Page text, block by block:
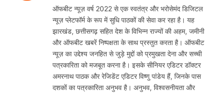
ऑफबीट न्यूज़ वर्ष 2022 से एक स्वतंत्र और भरोसेमंद डिजिटल
न्यूज़ प्लेटफॉर्म के रूप में सुधि पाठकों की सेवा कर रहा है। यह
झारखंड, छत्तीसगढ़ सहित देश के विभिन्न राज्यों की अहम, जमीनी
और ऑफबीट खबरें निष्पक्षता के साथ प्रस्तुत करता है। ऑफबीट
न्यूज़ का उद्देश्य जनहित से जुड़े मुद्दों को प्रमुखता देना और सच्ची
पत्रकारिता को मजबूत करना है। इसके सीनियर एडिटर डॉक्टर
अमरनाथ पाठक और रेजिडेंट एडिटर विष्णु पांडेय हैं, जिनके पास
दशकों का पत्रकारिता अनुभव है। अनुभव, विश्वसनीयता और